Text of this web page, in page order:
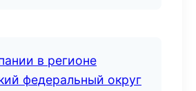
в регионе
федеральный округ